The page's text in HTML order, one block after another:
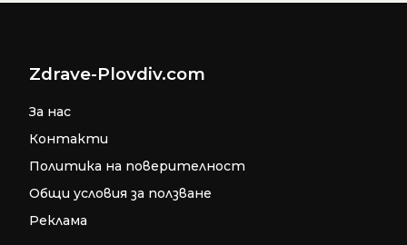
Zdrave-Plovdiv.com
За нас
Контакти
Политика на поверителност
Общи условия за ползване
Реклама